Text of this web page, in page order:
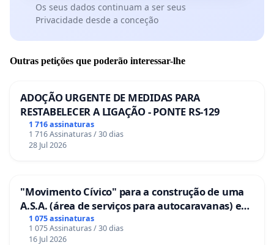
Os seus dados continuam a ser seus
Privacidade desde a conceção
Outras petições que poderão interessar-lhe
ADOÇÃO URGENTE DE MEDIDAS PARA
RESTABELECER A LIGAÇÃO - PONTE RS-129
1 716 assinaturas
1 716 Assinaturas / 30 dias
28 Jul 2026
"Movimento Cívico" para a construção de uma
A.S.A. (área de serviços para autocaravanas) em
Coimbra
1 075 assinaturas
1 075 Assinaturas / 30 dias
16 Jul 2026